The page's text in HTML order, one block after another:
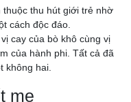
thu hút giới trẻ nhờ
cách độc đáo.
cay của bò khô cùng vị
của hành phi. Tất cả đã
không hai.
me